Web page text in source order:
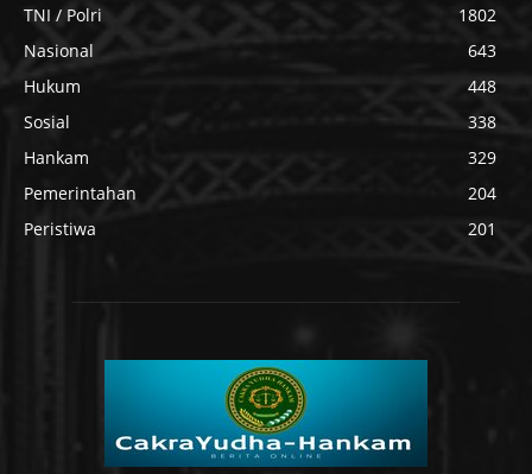
TNI / Polri
1802
Nasional
643
Hukum
448
Sosial
338
Hankam
329
Pemerintahan
204
Peristiwa
201